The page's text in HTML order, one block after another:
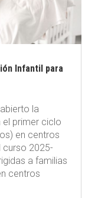
Infantil para
la
primer ciclo
en centros
curso 2025-
a familias
centros